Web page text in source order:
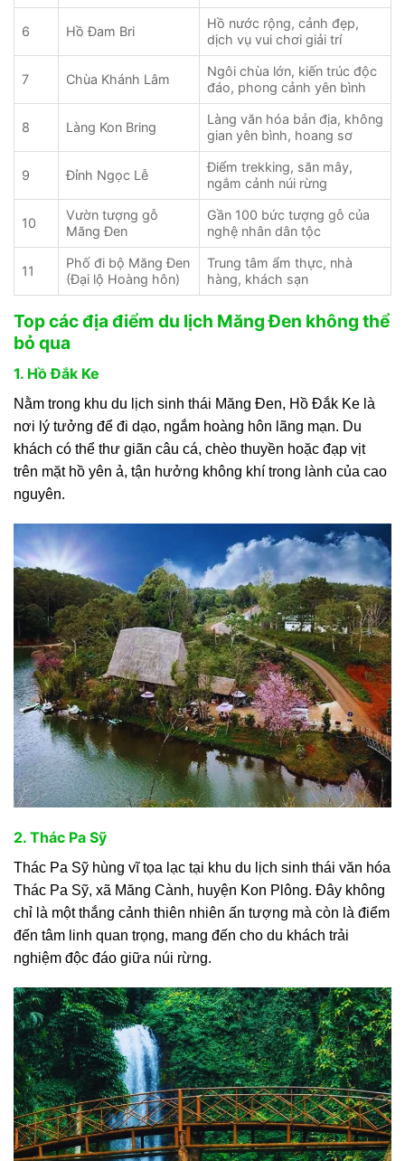
6 Hồ Đam Bri
Hồ nước rộng, cảnh đẹp,
dịch vụ vui chơi giải trí
7 Chùa Khánh Lâm
Ngôi chùa lớn, kiến trúc độc
đáo, phong cảnh yên bình
8 Làng Kon Bring
Làng văn hóa bản địa, không
gian yên bình, hoang sơ
9 Đỉnh Ngọc Lễ
Điểm trekking, săn mây,
ngắm cảnh núi rừng
10
Vườn tượng gỗ
Măng Đen
Gần 100 bức tượng gỗ của
nghệ nhân dân tộc
11
Phố đi bộ Măng Đen
(Đại lộ Hoàng hôn)
Trung tâm ẩm thực, nhà
hàng, khách sạn
Top các địa điểm du lịch Măng Đen không thể
bỏ qua
1. Hồ Đắk Ke
Nằm trong khu du lịch sinh thái Măng Đen, Hồ Đắk Ke là
nơi lý tưởng để đi dạo, ngắm hoàng hôn lãng mạn. Du
khách có thể thư giãn câu cá, chèo thuyền hoặc đạp vịt
trên mặt hồ yên ả, tận hưởng không khí trong lành của cao
nguyên.
2. Thác Pa Sỹ
Thác Pa Sỹ hùng vĩ tọa lạc tại khu du lịch sinh thái văn hóa
Thác Pa Sỹ, xã Măng Cành, huyện Kon Plông. Đây không
chỉ là một thắng cảnh thiên nhiên ấn tượng mà còn là điểm
đến tâm linh quan trọng, mang đến cho du khách trải
nghiệm độc đáo giữa núi rừng.